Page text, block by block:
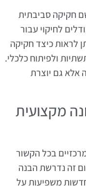
חקיקה סביבתית
לחיקוי עבור
לראות כיצד חקיקה
ולפיתוח כלכלי.
אלא גם יוצרת
מקצועית
בכל הקשור
זה נדרשת הבנה
משפיעות על